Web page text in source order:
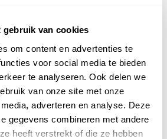
gebruik van cookies
om content en advertenties te
voor social media te bieden
te analyseren. Ook delen we
van onze site met onze
adverteren en analyse. Deze
gegevens combineren met andere
heeft verstrekt of die ze hebben
paden? Dan is deze site wat voor jou.
over...
een rondreis in Egypte is er vooral op
gebied veel te beleven: Luxor, de
en de kleurrijke bazaars zijn